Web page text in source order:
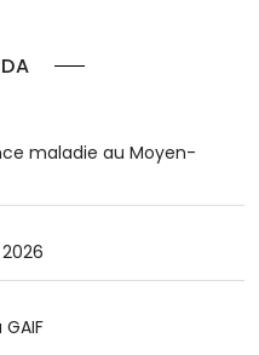
maladie au Moyen-